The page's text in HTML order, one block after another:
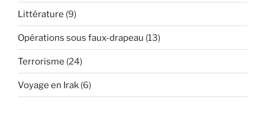
Littérature (9)
Opérations sous faux-drapeau (13)
Terrorisme (24)
Voyage en Irak (6)